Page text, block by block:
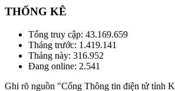
THỐNG KÊ
Tổng truy cập: 43.169.659
Tháng trước: 1.419.141
Tháng này: 316.952
Đang online: 2.541
Ghi rõ nguồn "Cổng Thông tin điện tử tỉnh